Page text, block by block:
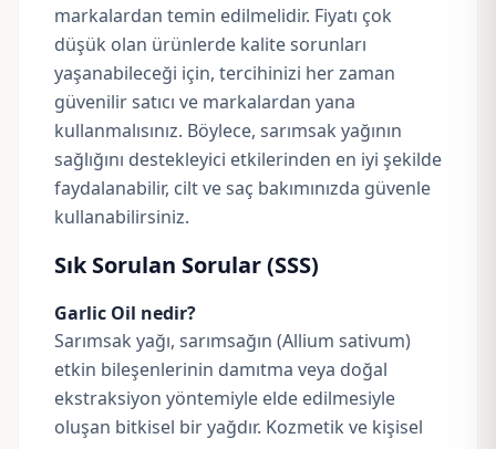
markalardan temin edilmelidir. Fiyatı çok
düşük olan ürünlerde kalite sorunları
yaşanabileceği için, tercihinizi her zaman
güvenilir satıcı ve markalardan yana
kullanmalısınız. Böylece, sarımsak yağının
sağlığını destekleyici etkilerinden en iyi şekilde
faydalanabilir, cilt ve saç bakımınızda güvenle
kullanabilirsiniz.
Sık Sorulan Sorular (SSS)
Garlic Oil nedir?
Sarımsak yağı, sarımsağın (Allium sativum)
etkin bileşenlerinin damıtma veya doğal
ekstraksiyon yöntemiyle elde edilmesiyle
oluşan bitkisel bir yağdır. Kozmetik ve kişisel